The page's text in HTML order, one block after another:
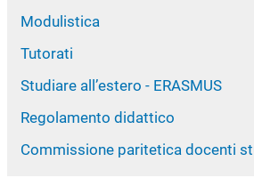
Modulistica
Tutorati
Studiare all’estero - ERASMUS
Regolamento didattico
Commissione paritetica docenti